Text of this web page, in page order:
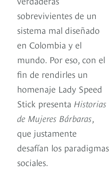
sobrevivientes de un
sistema mal diseñado
en Colombia y el
mundo. Por eso, con el
fin de rendirles un
homenaje Lady Speed
Stick presenta Historias
de Mujeres Bárbaras,
que justamente
desafían los paradigmas
sociales.